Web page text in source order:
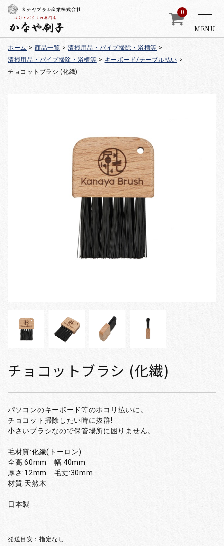
MENU
カナヤブラシ産業株式会社 0
ホーム > 商品一覧 > 清掃用品・パイプ掃除・浴槽等 >
清掃用品・パイプ掃除・浴槽等 > キーボード/テーブル払い >
チョコットブラシ (化繊)
チョコットブラシ (化繊)
パソコンのキーボード等のホコリ払いに。
チョコット掃除したい時に抜群!
小さいブラシなので保管場所に困りません。
毛材質:化繊(トーロン)
全高:60mm 幅:40mm
厚さ:12mm 毛丈:30mm
材質:天然木
日本製
発送目安：指定なし